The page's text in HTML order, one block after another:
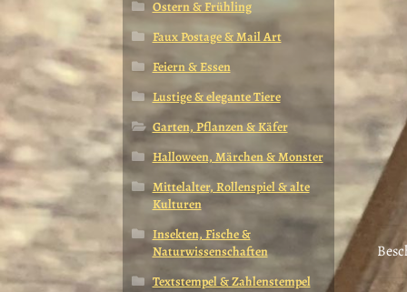
Ostern & Frühling
Faux Postage & Mail Art
Feiern & Essen
Lustige & elegante Tiere
Garten, Pflanzen & Käfer
Halloween, Märchen & Monster
Mittelalter, Rollenspiel & alte
Kulturen
Insekten, Fische &
Naturwissenschaften
Textstempel & Zahlenstempel